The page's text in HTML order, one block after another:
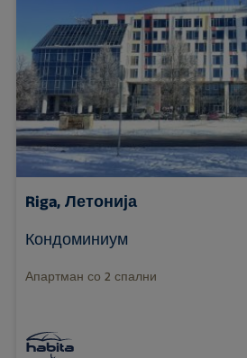
Riga, Летонија
Кондоминиум
Апартман со 2 спални